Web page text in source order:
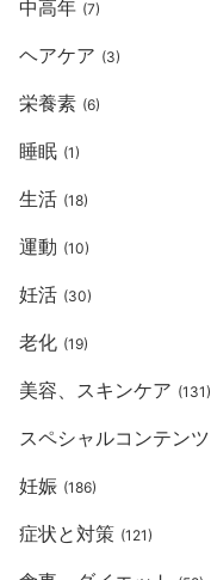
中高年 (7)
ヘアケア (3)
栄養素 (6)
睡眠 (1)
生活 (18)
運動 (10)
妊活 (30)
老化 (19)
美容、スキンケア (131)
スペシャルコンテンツ
妊娠 (186)
症状と対策 (121)